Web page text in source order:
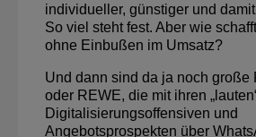
individueller, günstiger und
So viel steht fest. Aber wie
ohne Einbußen im Umsatz?
Und dann sind da ja noch große
oder REWE, die mit ihren
Digitalisierungsoffensiven und
Angebotsprospekten über